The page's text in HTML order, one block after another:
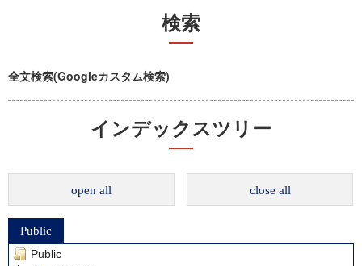
検索
全文検索(Googleカスタム検索)
インデックスツリー
open all close all
Public
Public